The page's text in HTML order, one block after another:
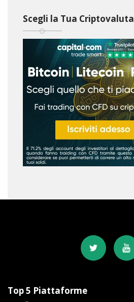
Scegli la Tua Criptovaluta
Top 5 Piattaforme